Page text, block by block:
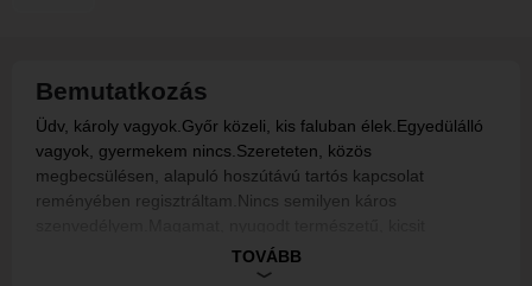
Bemutatkozás
Üdv, károly vagyok.Győr közeli, kis faluban élek.Egyedülálló
vagyok, gyermekem nincs.Szereteten, közös
megbecsülésen, alapuló hoszútávú tartós kapcsolat
reményében regisztráltam.Nincs semilyen káros
csendes, szeretni tudó barátságos embernek tartom.Sajnos
allergiás vagyok az állatszőrre, ezért olyan hölgyet keresek,
TOVÁBB